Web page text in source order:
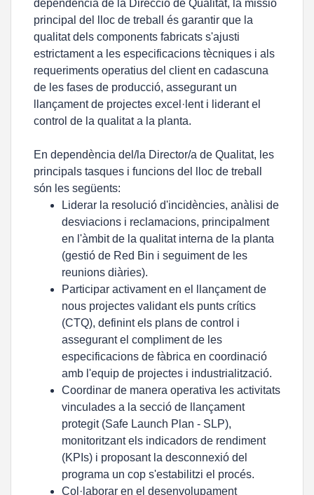
dependència de la Direcció de Qualitat, la missió
principal del lloc de treball és garantir que la
qualitat dels components fabricats s'ajusti
estrictament a les especificacions tècniques i als
requeriments operatius del client en cadascuna
de les fases de producció, assegurant un
llançament de projectes excel·lent i liderant el
control de la qualitat a la planta.
En dependència del/la Director/a de Qualitat, les
principals tasques i funcions del lloc de treball
són les següents:
Liderar la resolució d'incidències, anàlisi de
desviacions i reclamacions, principalment
en l'àmbit de la qualitat interna de la planta
(gestió de Red Bin i seguiment de les
reunions diàries).
Participar activament en el llançament de
nous projectes validant els punts crítics
(CTQ), definint els plans de control i
assegurant el compliment de les
especificacions de fàbrica en coordinació
amb l'equip de projectes i industrialització.
Coordinar de manera operativa les activitats
vinculades a la secció de llançament
protegit (Safe Launch Plan - SLP),
monitoritzant els indicadors de rendiment
(KPIs) i proposant la desconnexió del
programa un cop s'estabilitzi el procés.
Col·laborar en el desenvolupament